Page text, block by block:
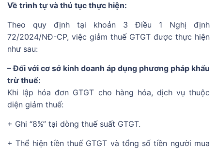
Về trình tự và thủ tục thực hiện:
Theo quy định tại khoản 3 Điều 1 Nghị định
72/2024/NĐ-CP, việc giảm thuế GTGT được thực hiện
như sau:
– Đối với cơ sở kinh doanh áp dụng phương pháp khấu
trừ thuế:
Khi lập hóa đơn GTGT cho hàng hóa, dịch vụ thuộc
diện giảm thuế:
+ Ghi “8%” tại dòng thuế suất GTGT.
+ Thể hiện tiền thuế GTGT và tổng số tiền người mua